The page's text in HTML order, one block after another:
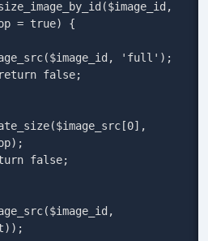
= true) {
'full');